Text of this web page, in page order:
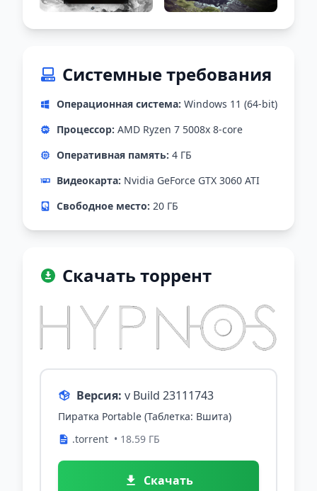
Системные требования
Операционная система: Windows 11 (64-bit)
Процессор: AMD Ryzen 7 5008x 8-core
Оперативная память: 4 ГБ
Видеокарта: Nvidia GeForce GTX 3060 ATI
Свободное место: 20 ГБ
Скачать торрент
Версия: v Build 23111743
Пиратка Portable (Таблетка: Вшита)
.torrent • 18.59 ГБ
Скачать